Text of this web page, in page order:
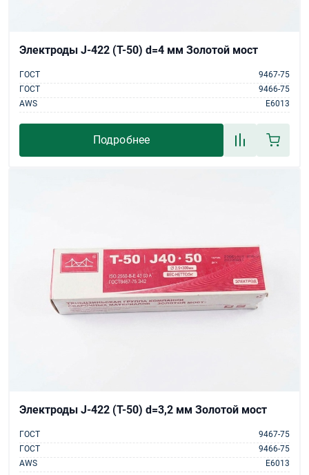
Электроды J-422 (Т-50) d=4 мм Золотой мост
ГОСТ
9467-75
ГОСТ
9466-75
AWS
E6013
Подробнее
Электроды J-422 (Т-50) d=3,2 мм Золотой мост
ГОСТ
9467-75
ГОСТ
9466-75
AWS
E6013